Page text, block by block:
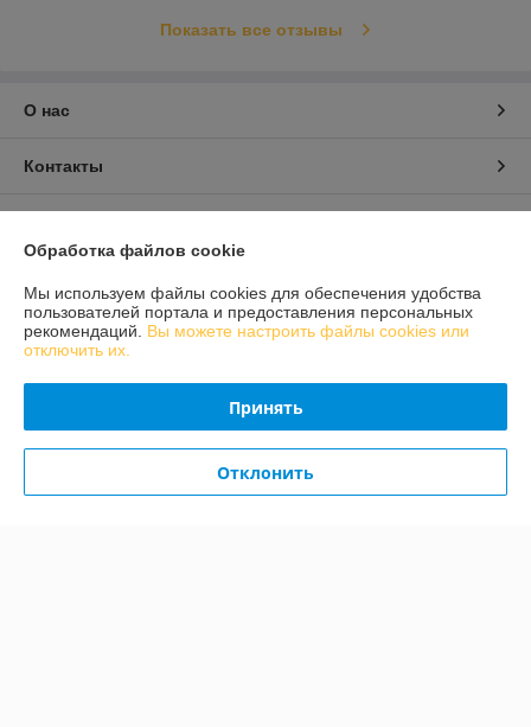
Показать все отзывы
О нас
Контакты
Полная версия сайта
Политика обработки cookies
Сайт создан на платформе Deal.by
Обработка файлов cookie
Мы используем файлы cookies для обеспечения удобства
пользователей портала и предоставления персональных
рекомендаций. Вы можете настроить файлы cookies или
отключить их.
Принять
Отклонить